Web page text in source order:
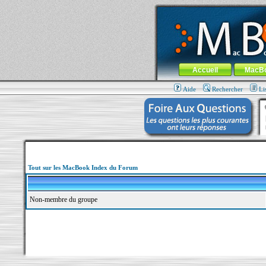
MacBook-fr.com : 100% Apple... 100%
Aller au contenu-Aller au menu
Menu général
Accueil
Aide Rechercher
Tout sur les MacBook Index du Forum
Non-membre du groupe